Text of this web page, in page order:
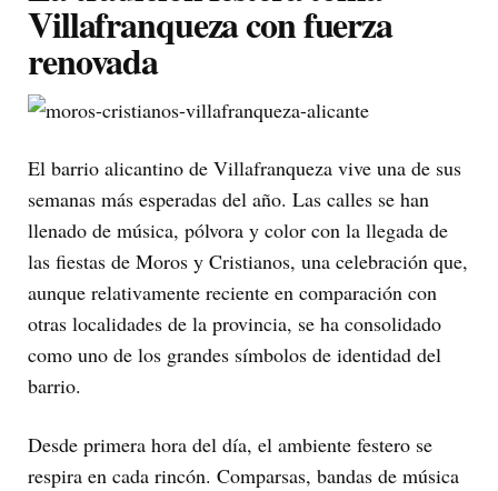
Villafranqueza con fuerza
renovada
El barrio alicantino de Villafranqueza vive una de sus
semanas más esperadas del año. Las calles se han
llenado de música, pólvora y color con la llegada de
las fiestas de Moros y Cristianos, una celebración que,
aunque relativamente reciente en comparación con
otras localidades de la provincia, se ha consolidado
como uno de los grandes símbolos de identidad del
barrio.
Desde primera hora del día, el ambiente festero se
respira en cada rincón. Comparsas, bandas de música